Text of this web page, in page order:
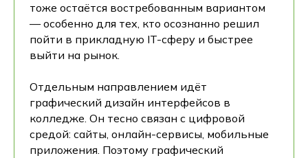
тоже остаётся востребованным вариантом
— особенно для тех, кто осознанно решил
пойти в прикладную IT-сферу и быстрее
выйти на рынок.
Отдельным направлением идёт
графический дизайн интерфейсов в
колледже. Он тесно связан с цифровой
средой: сайты, онлайн-сервисы, мобильные
приложения. Поэтому графический